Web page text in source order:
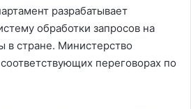
разрабатывает
обработки запросов на
в стране. Министерство
переговорах по